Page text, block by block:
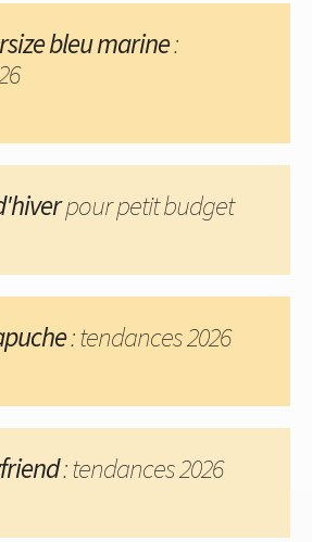
bleu marine:
pour petit budget
: tendances 2026
: tendances 2026